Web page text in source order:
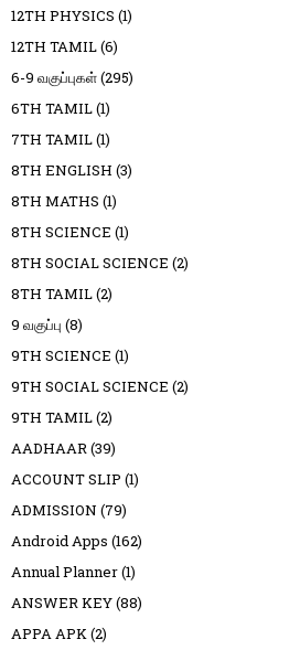
12TH PHYSICS (1)
12TH TAMIL(6)
6-9 வகுப்புகள்(295)
6TH TAMIL(1)
7TH TAMIL(1)
8TH ENGLISH (3)
8TH MATHS (1)
8TH SCIENCE (1)
8TH SOCIAL SCIENCE (2)
8TH TAMIL(2)
9 வகுப்பு (8)
9TH SCIENCE (1)
9TH SOCIAL SCIENCE (2)
9TH TAMIL(2)
AADHAAR(39)
ACCOUNT SLIP (1)
ADMISSION (79)
Android Apps (162)
Annual Planner(1)
ANSWER KEY(88)
APPA APK(2)